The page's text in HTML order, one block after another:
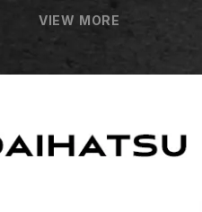
VIEW MORE